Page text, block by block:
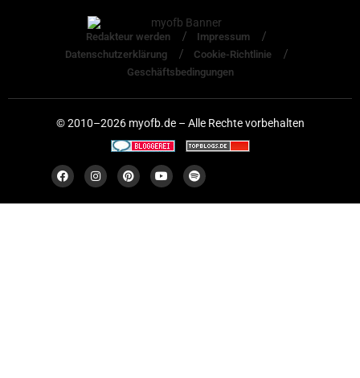
Redakteur werden
Impressum
Datenschutzerklärung
Cookie-Richtlinie
Geschäftsbedingungen
© 2010–2026 myofb.de – Alle Rechte vorbehalten